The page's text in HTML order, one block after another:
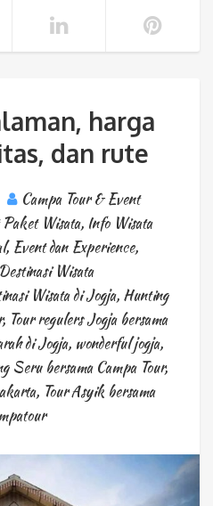
harga
dan rute
Campa Tour & Event
Paket Wisata, Info Wisata
, Event dan Experience,
Wisata
Wisata di Jogja, Hunting
, Tour regulers Jogja bersama
di Jogja, wonderful jogja,
Seru bersama Campa Tour,
, Tour Asyik bersama